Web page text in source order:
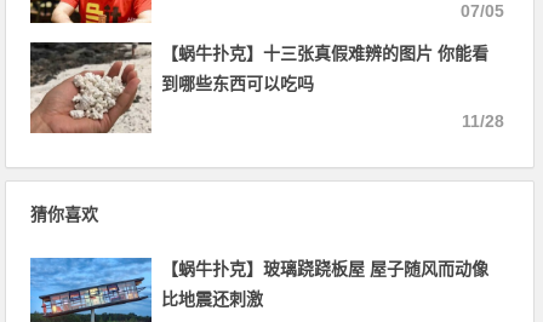
07/05
【蜗牛扑克】十三张真假难辨的图片 你能看
到哪些东西可以吃吗
11/28
猜你喜欢
【蜗牛扑克】玻璃跷跷板屋 屋子随风而动像
比地震还刺激